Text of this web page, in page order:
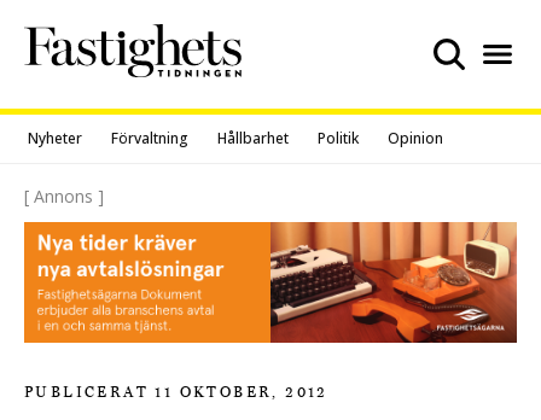
content
Nyheter Förvaltning Hållbarhet Politik Opinion
[ Annons ]
PUBLICERAT 11 OKTOBER, 2012